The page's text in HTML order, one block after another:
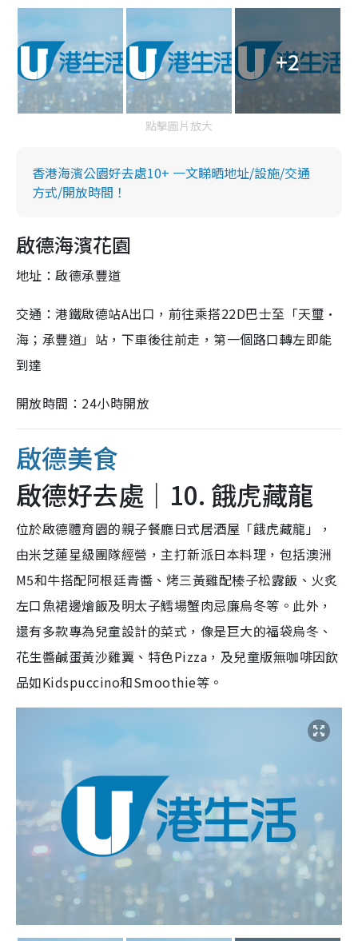
+2
點擊圖片放大
香港海濱公園好去處10+ 一文睇晒地址/設施/交通
方式/開放時間！
啟德海濱花園
地址：啟德承豐道
交通：港鐵啟德站A出口，前往乘搭22D巴士至「天璽•
海；承豐道」站，下車後往前走，第一個路口轉左即能
到達
開放時間：24小時開放
啟德美食
啟德好去處｜10. 餓虎藏龍
位於啟德體育園的親子餐廳日式居酒屋「餓虎藏龍」，
由米芝蓮星級團隊經營，主打新派日本料理，包括澳洲
M5和牛搭配阿根廷青醬、烤三黃雞配榛子松露飯、火炙
左口魚裙邊燴飯及明太子鱈場蟹肉忌廉烏冬等。此外，
還有多款專為兒童設計的菜式，像是巨大的福袋烏冬、
花生醬鹹蛋黃沙雞翼、特色Pizza，及兒童版無咖啡因飲
品如Kidspuccino和Smoothie等。